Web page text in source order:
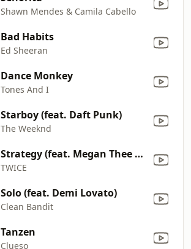
Shawn Mendes & Camila Cabello
Bad Habits
Ed Sheeran
Dance Monkey
Tones And I
Starboy (feat. Daft Punk)
The Weeknd
Strategy (feat. Megan Thee Stallion)
TWICE
Solo (feat. Demi Lovato)
Clean Bandit
Tanzen
Clueso